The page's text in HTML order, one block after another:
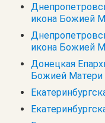
икона Божией
икона Божией
Донецкая
Божией Матери